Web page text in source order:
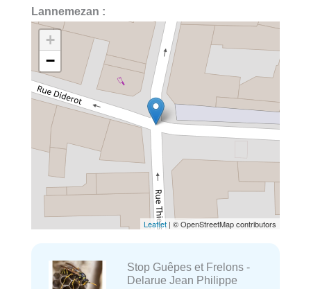
Lannemezan :
+
−
Leaflet | © OpenStreetMap contributors
Stop Guêpes et Frelons -
Delarue Jean Philippe